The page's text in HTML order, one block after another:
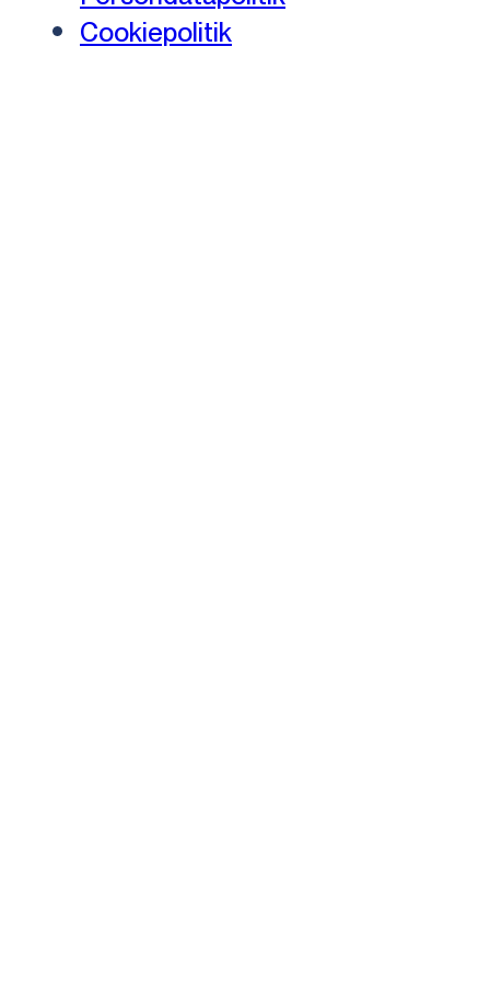
Cookiepolitik